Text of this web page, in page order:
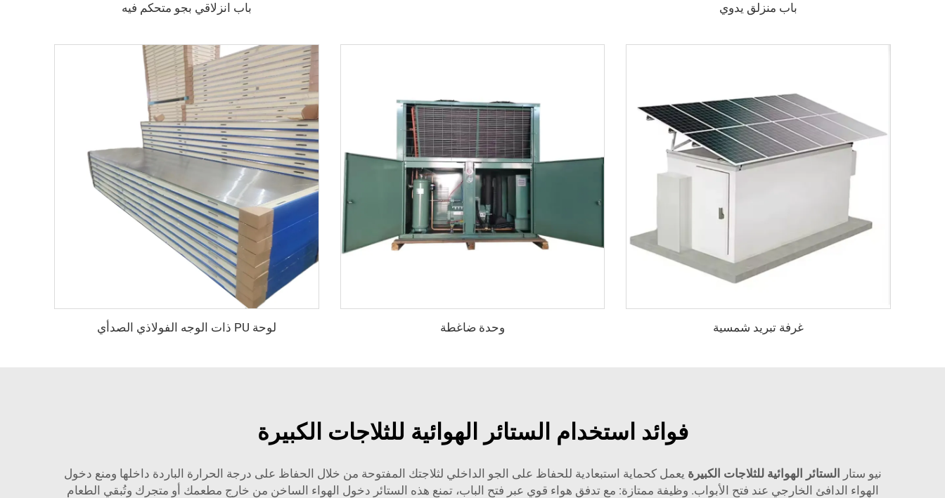
باب منزلق يدوي باب انزلاقي بجو متحكم فيه
غرفة تبريد شمسية وحدة ضاغطة لوحة PU ذات الوجه الفولاذي الصدأي
فوائد استخدام الستائر الهوائية للثلاجات الكبيرة
نيو ستار الستائر الهوائية للثلاجات الكبيرة يعمل كحماية استبعادية للحفاظ على الجو الداخلي لثلاجتك المفتوحة من خلال الحفاظ على درجة الحرارة الباردة داخلها ومنع دخول
الهواء الدافئ الخارجي عند فتح الأبواب. وظيفة ممتازة: مع تدفق هواء قوي عبر فتح الباب، تمنع هذه الستائر دخول الهواء الساخن من خارج مطعمك أو متجرك وتُبقي الطعام